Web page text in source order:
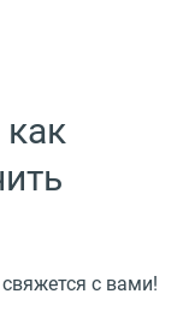
с вами!